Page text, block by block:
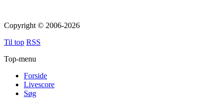
Copyright © 2006-2026
Til top RSS
Top-menu
Forside
Livescore
Søg